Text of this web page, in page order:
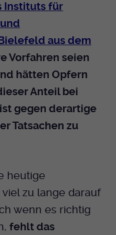
Instituts für
aus dem
Vorfahren seien
hätten Opfern
Anteil bei
gegen derartige
Tatsachen zu
heutige
zu lange darauf
wenn es richtig
fehlt das